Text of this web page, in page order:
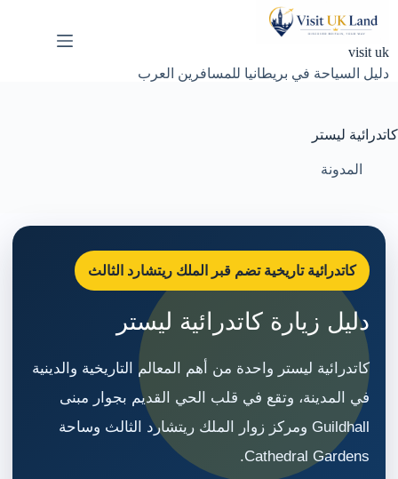
visit uk
دليل السياحة في بريطانيا للمسافرين العرب
كاتدرائية ليستر
المدونة
كاتدرائية تاريخية تضم قبر الملك ريتشارد الثالث
دليل زيارة كاتدرائية ليستر
كاتدرائية ليستر واحدة من أهم المعالم التاريخية والدينية
في المدينة، وتقع في قلب الحي القديم بجوار مبنى
Guildhall ومركز زوار الملك ريتشارد الثالث وساحة
Cathedral Gardens.